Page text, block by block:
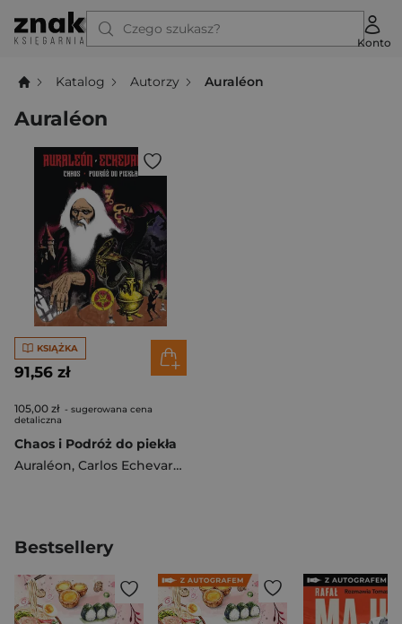
Czego szukasz?
Konto
Katalog Autorzy Auraléon
Auraléon
KSIĄŻKA
91,56 zł
105,00 zł - sugerowana cena
detaliczna
Chaos i Podróż do piekła
Auraléon, Carlos Echevarría
Bestsellery